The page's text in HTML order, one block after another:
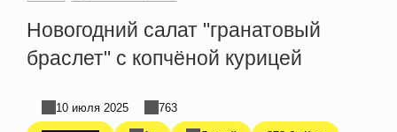
Новогодний салат "гранатовый
браслет" с копчёной курицей
10 июля 2025 763